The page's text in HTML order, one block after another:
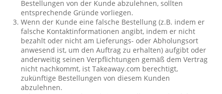
Bestellungen von der Kunde abzulehnen, sollten
entsprechende Gründe vorliegen.
Wenn der Kunde eine falsche Bestellung (z.B. indem er
falsche Kontaktinformationen angibt, indem er nicht
bezahlt oder nicht am Lieferungs- oder Abholungsort
anwesend ist, um den Auftrag zu erhalten) aufgibt oder
anderweitig seinen Verpflichtungen gemäß dem Vertrag
nicht nachkommt, ist Takeaway.com berechtigt,
zukünftige Bestellungen von diesem Kunden
abzulehnen.